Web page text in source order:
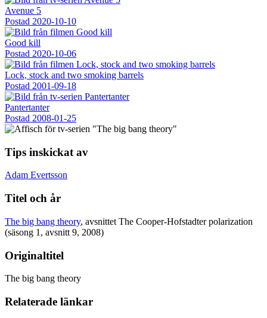
Avenue 5
Postad 2020-10-10
Good kill
Postad 2020-10-06
Lock, stock and two smoking barrels
Postad 2001-09-18
Pantertanter
Postad 2008-01-25
Tips inskickat av
Adam Evertsson
Titel och år
The big bang theory, avsnittet The Cooper-Hofstadter polarization
(säsong 1, avsnitt 9, 2008)
Originaltitel
The big bang theory
Relaterade länkar